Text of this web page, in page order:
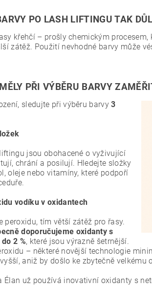
PO LASH LIFTINGU TAK
křehčí – prošly chemickým
zátěž. Použití nevhodné barvy může
PŘI VÝBĚRU BARVY
sledujte při výběru barvy3
jsou obohacené o vyživující
chrání a posilují. Hledejte složky
oleje nebo vitamíny, které podpoří
vodíku v oxidantech
peroxidu, tím větší zátěž pro řasy.
doporučujeme oxidanty s
2 %, které jsou výrazně šetrnější.
– některé novější technologie
aniž by došlo ke zbytečně velkému
už používá inovativní oxidanty s